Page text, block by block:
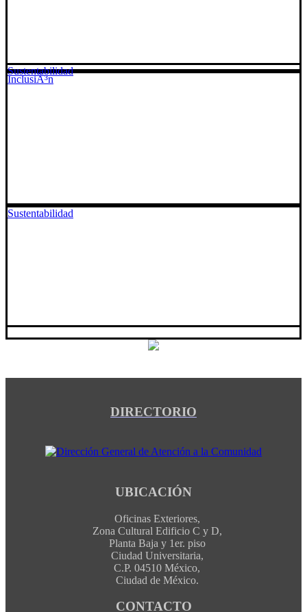
InclusiÃ³n
Sustentabilidad
Sustentabilidad
DIRECTORIO
UBICACIÓN
Oficinas Exteriores,
Zona Cultural Edificio C y D,
Planta Baja y 1er. piso
Ciudad Universitaria,
C.P. 04510 México,
Ciudad de México.
CONTACTO